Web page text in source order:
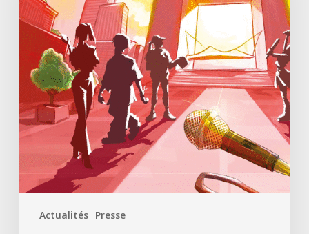
Actualités Presse
«
Disparition
Défense
un
jeu
d’enquête
à
ciel